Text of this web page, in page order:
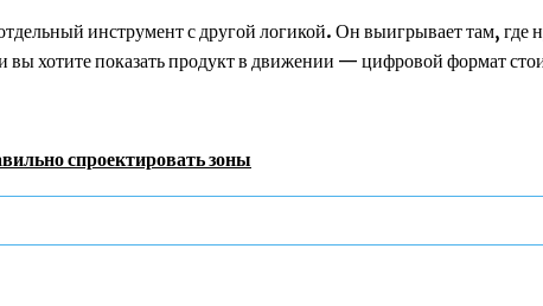
инструмент с другой логикой. Он выигрывает там,
хотите показать продукт в движении — цифровой формат
спроектировать зоны